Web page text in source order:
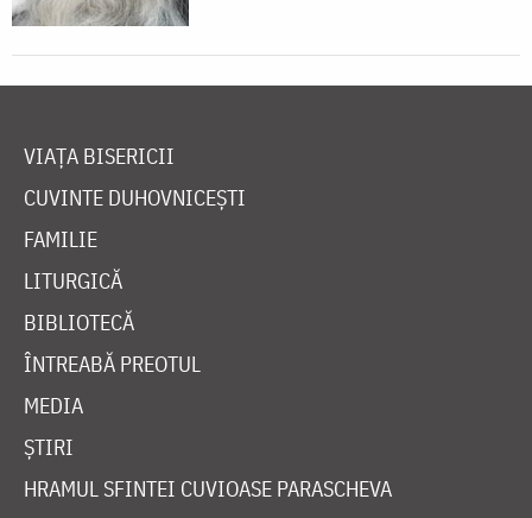
VIAȚA BISERICII
CUVINTE DUHOVNICEȘTI
FAMILIE
LITURGICĂ
BIBLIOTECĂ
ÎNTREABĂ PREOTUL
MEDIA
ȘTIRI
HRAMUL SFINTEI CUVIOASE PARASCHEVA